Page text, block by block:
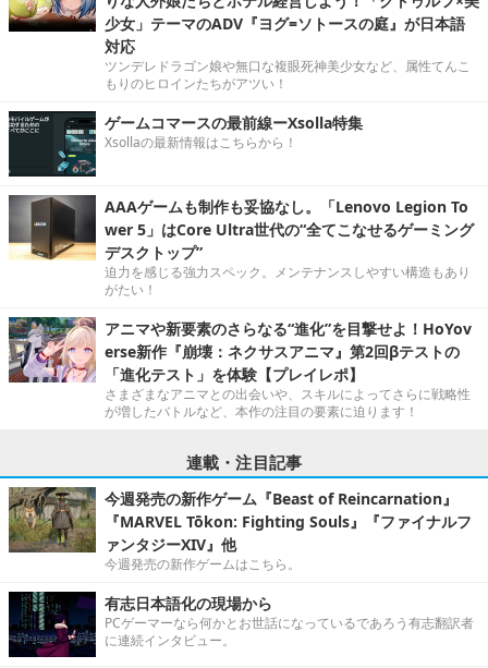
少女」テーマのADV『ヨグ=ソトースの庭』が日本語
対応
ツンデレドラゴン娘や無口な複眼死神美少女など、属性てんこ
もりのヒロインたちがアツい！
ゲームコマースの最前線ーXsolla特集
Xsollaの最新情報はこちらから！
AAAゲームも制作も妥協なし。「Lenovo Legion To
wer 5」はCore Ultra世代の“全てこなせるゲーミング
デスクトップ”
迫力を感じる強力スペック。メンテナンスしやすい構造もあり
がたい！
アニマや新要素のさらなる“進化”を目撃せよ！HoYov
erse新作『崩壊：ネクサスアニマ』第2回βテストの
「進化テスト」を体験【プレイレポ】
さまざまなアニマとの出会いや、スキルによってさらに戦略性
が増したバトルなど、本作の注目の要素に迫ります！
連載・注目記事
今週発売の新作ゲーム『Beast of Reincarnation』
『MARVEL Tōkon: Fighting Souls』『ファイナルフ
ァンタジーXIV』他
今週発売の新作ゲームはこちら。
有志日本語化の現場から
PCゲーマーなら何かとお世話になっているであろう有志翻訳者
に連続インタビュー。